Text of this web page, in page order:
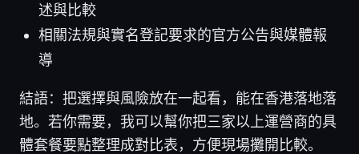
述與比較
相關法規與實名登記要求的官方公告與媒體報
導
結語：把選擇與風險放在一起看，能在香港落地落
地。若你需要，我可以幫你把三家以上運營商的具
體套餐要點整理成對比表，方便現場攤開比較。